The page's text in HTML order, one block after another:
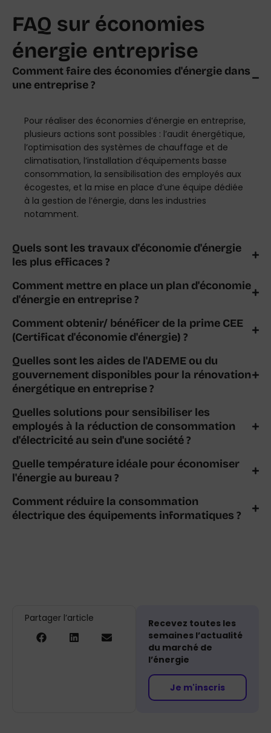
FAQ sur économies
énergie entreprise
Comment faire des économies d'énergie dans
une entreprise ?
Pour réaliser des économies d’énergie en entreprise,
plusieurs actions sont possibles : l’audit énergétique,
l’optimisation des systèmes de chauffage et de
climatisation, l’installation d’équipements basse
consommation, la sensibilisation des employés aux
écogestes, et la mise en place d’une équipe dédiée
à la gestion de l’énergie, dans les industries
notamment.
Quels sont les travaux d'économie d'énergie
les plus efficaces ?
Comment mettre en place un plan d'économie
d'énergie en entreprise ?
Comment obtenir/ bénéficer de la prime CEE
(Certificat d'économie d'énergie) ?
Quelles sont les aides de l'ADEME ou du
gouvernement disponibles pour la rénovation
énergétique en entreprise ?
Quelles solutions pour sensibiliser les
employés à la réduction de consommation
d'électricité au sein d'une société ?
Quelle température idéale pour économiser
l'énergie au bureau ?
Comment réduire la consommation
électrique des équipements informatiques ?
Partager l’article
Recevez toutes les
semaines l’actualité
du marché de
l’énergie
Je m'inscris